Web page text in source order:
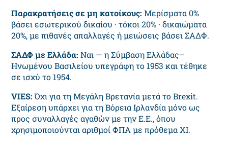
Παρακρατήσεις σε μη κατοίκους: Μερίσματα 0%
βάσει εσωτερικού δικαίου · τόκοι 20% · δικαιώματα
20%, με πιθανές απαλλαγές ή μειώσεις βάσει ΣΑΔΦ.
ΣΑΔΦ με Ελλάδα: Ναι — η Σύμβαση Ελλάδας–
Ηνωμένου Βασιλείου υπεγράφη το 1953 και τέθηκε
σε ισχύ το 1954.
VIES: Όχι για τη Μεγάλη Βρετανία μετά το Brexit.
Εξαίρεση υπάρχει για τη Βόρεια Ιρλανδία μόνο ως
προς συναλλαγές αγαθών με την Ε.Ε., όπου
χρησιμοποιούνται αριθμοί ΦΠΑ με πρόθεμα XI.